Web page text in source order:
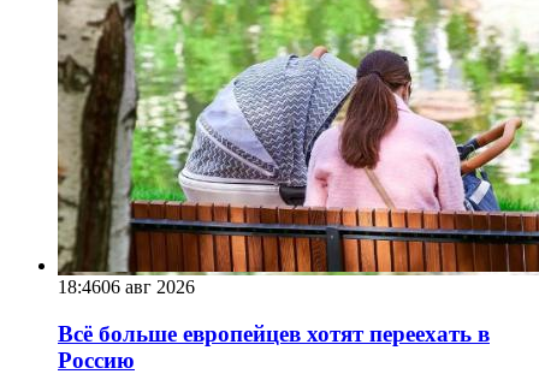
18:4606 авг 2026
Всё больше европейцев хотят переехать в
Россию